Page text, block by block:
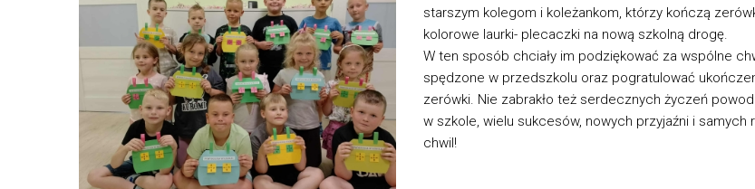
starszym kolegom i koleżankom, którzy kończą
kolorowe laurki- plecaczki na nową szkolną drogę.
W ten sposób chciały im podziękować za wspólne
spędzone w przedszkolu oraz pogratulować
zerówki. Nie zabrakło też serdecznych życzeń
w szkole, wielu sukcesów, nowych przyjaźni i samych
chwil!